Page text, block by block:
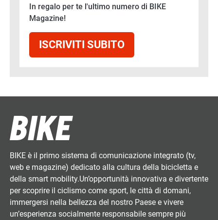
In regalo per te l'ultimo numero di BIKE
Magazine!
ISCRIVITI SUBITO
BIKE è il primo sistema di comunicazione integrato (tv,
web e magazine) dedicato alla cultura della bicicletta e
della smart mobility.Un’opportunità innovativa e divertente
per scoprire il ciclismo come sport, le città di domani,
immergersi nella bellezza del nostro Paese e vivere
un’esperienza socialmente responsabile sempre più